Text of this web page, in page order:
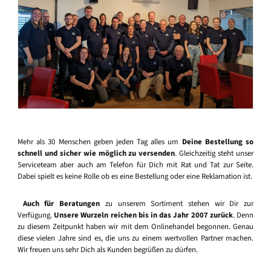
Mehr als 30 Menschen geben jeden Tag alles um Deine Bestellung so
schnell und sicher wie möglich zu versenden. Gleichzeitig steht unser
Serviceteam aber auch am Telefon für Dich mit Rat und Tat zur Seite.
Dabei spielt es keine Rolle ob es eine Bestellung oder eine Reklamation ist.
Auch für Beratungen zu unserem Sortiment stehen wir Dir zur
Verfügung. Unsere Wurzeln reichen bis in das Jahr 2007 zurück. Denn
zu diesem Zeitpunkt haben wir mit dem Onlinehandel begonnen. Genau
diese vielen Jahre sind es, die uns zu einem wertvollen Partner machen.
Wir freuen uns sehr Dich als Kunden begrüßen zu dürfen.